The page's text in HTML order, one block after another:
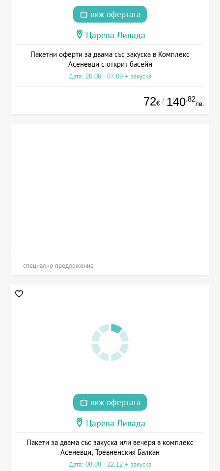
виж офертата
Царева Ливада
Пакетни оферти за двама със закуска в Комплекс
Асеневци с открит басейн
Дата: 26.06 - 07.09 + закуска
72€ / 140.82
лв.
специално предложение
виж офертата
Царева Ливада
Пакети за двама със закуска или вечеря в комплекс
Асеневци, Тревненския Балкан
Дата: 08.09 - 22.12 + закуска